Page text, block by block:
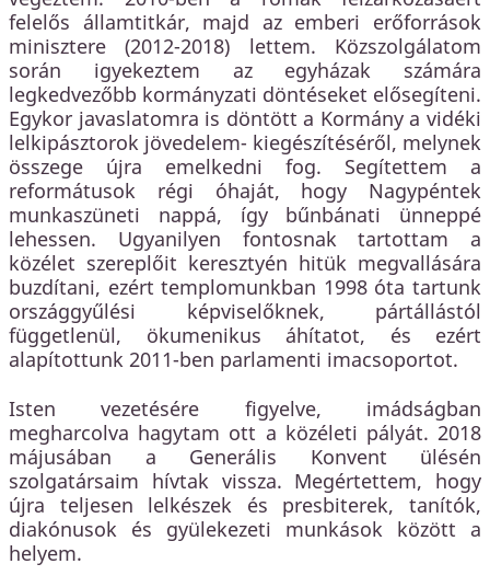
felelős államtitkár, majd az emberi erőforrások
minisztere (2012-2018) lettem. Közszolgálatom
során igyekeztem az egyházak számára
legkedvezőbb kormányzati döntéseket elősegíteni.
Egykor javaslatomra is döntött a Kormány a vidéki
lelkipásztorok jövedelem- kiegészítéséről, melynek
összege újra emelkedni fog. Segítettem a
reformátusok régi óhaját, hogy Nagypéntek
munkaszüneti nappá, így bűnbánati ünneppé
lehessen. Ugyanilyen fontosnak tartottam a
közélet szereplőit keresztyén hitük megvallására
buzdítani, ezért templomunkban 1998 óta tartunk
országgyűlési képviselőknek, pártállástól
függetlenül, ökumenikus áhítatot, és ezért
alapítottunk 2011-ben parlamenti imacsoportot.
Isten vezetésére figyelve, imádságban
megharcolva hagytam ott a közéleti pályát. 2018
májusában a Generális Konvent ülésén
szolgatársaim hívtak vissza. Megértettem, hogy
újra teljesen lelkészek és presbiterek, tanítók,
diakónusok és gyülekezeti munkások között a
helyem.